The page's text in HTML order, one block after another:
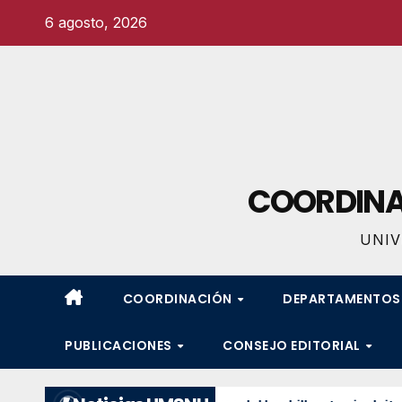
6 agosto, 2026
COORDINACIÓN DEPARTAMENTOS
PUBLICACIONES CONSEJO EDITORIAL